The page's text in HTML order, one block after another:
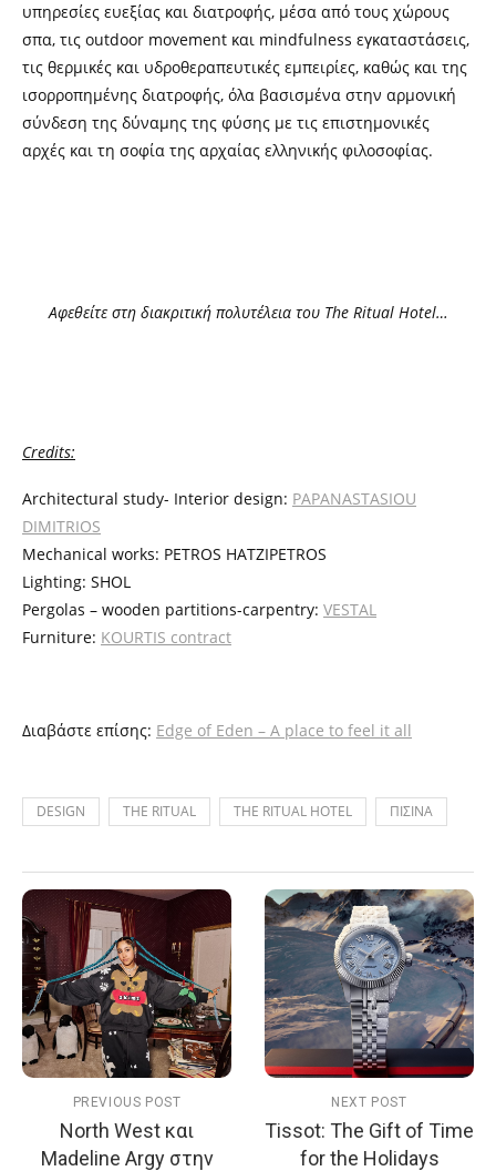
υπηρεσίες ευεξίας και διατροφής, μέσα από τους χώρους
σπα, τις outdoor movement και mindfulness εγκαταστάσεις,
τις θερμικές και υδροθεραπευτικές εμπειρίες, καθώς και της
ισορροπημένης διατροφής, όλα βασισμένα στην αρμονική
σύνδεση της δύναμης της φύσης με τις επιστημονικές
αρχές και τη σοφία της αρχαίας ελληνικής φιλοσοφίας.
Αφεθείτε στη διακριτική πολυτέλεια του The Ritual Hotel…
Credits:
Architectural study- Interior design: PAPANASTASIOU
DIMITRIOS
Mechanical works: PETROS HATZIPETROS
Lighting: SHOL
Pergolas – wooden partitions-carpentry: VESTAL
Furniture: KOURTIS contract
Διαβάστε επίσης: Edge of Eden – A place to feel it all
DESIGN THE RITUAL THE RITUAL HOTEL ΠΙΣΙΝΑ
PREVIOUS POST
North West και
Madeline Argy στην
NEXT POST
Tissot: The Gift of Time
for the Holidays